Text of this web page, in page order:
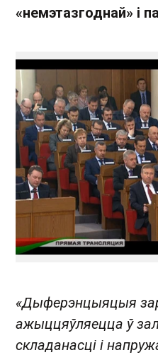
«немэтазгоднай» і
«Дыферэнцыяцыя
ажыццяўляецца ў
складанасці і